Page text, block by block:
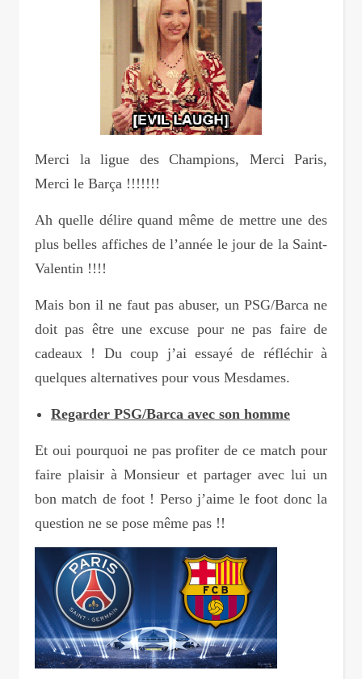
Merci la ligue des Champions, Merci Paris,
Merci le Barça !!!!!!!
Ah quelle délire quand même de mettre une des
plus belles affiches de l’année le jour de la Saint-
Valentin !!!!
Mais bon il ne faut pas abuser, un PSG/Barca ne
doit pas être une excuse pour ne pas faire de
cadeaux ! Du coup j’ai essayé de réfléchir à
quelques alternatives pour vous Mesdames.
Regarder PSG/Barca avec son homme
Et oui pourquoi ne pas profiter de ce match pour
faire plaisir à Monsieur et partager avec lui un
bon match de foot ! Perso j’aime le foot donc la
question ne se pose même pas !!